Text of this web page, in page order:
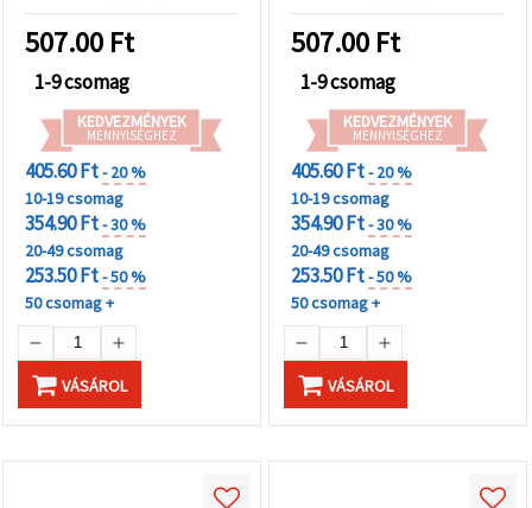
507.00 Ft
1-9 csomag
KEDVEZMÉNYEK
MENNYISÉGHEZ
405.60 Ft- 20 %
10-19 csomag
354.90 Ft- 30 %
20-49 csomag
253.50 Ft- 50 %
50 csomag +
VÁSÁROL
507.00 Ft
1-9 csomag
KEDVEZMÉNYEK
MENNYISÉGHEZ
405.60 Ft- 20 %
10-19 csomag
354.90 Ft- 30 %
20-49 csomag
253.50 Ft- 50 %
50 csomag +
VÁSÁROL